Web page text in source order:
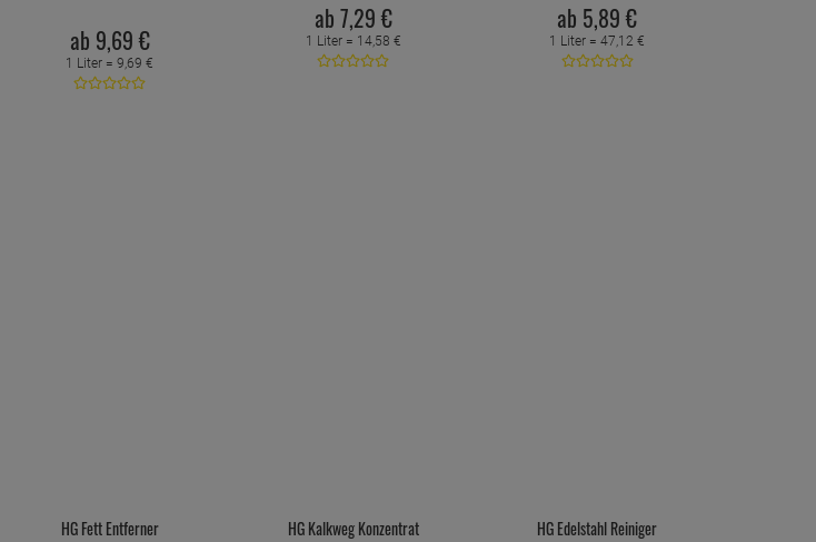
ab 9,69 €
1 Liter =9,69 €
ab 7,29 €
1 Liter = 14,58 €
ab 5,89 €
1 Liter =47,12 €
HG Fett Entferner HG Kalkweg Konzentrat HG Edelstahl Reiniger